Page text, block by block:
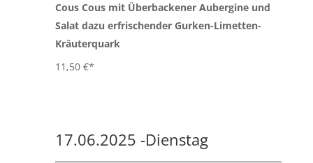
Cous Cous mit Überbackener Aubergine und
Salat dazu erfrischender Gurken-Limetten-
Kräuterquark
11,50 €*
17.06.2025 -Dienstag